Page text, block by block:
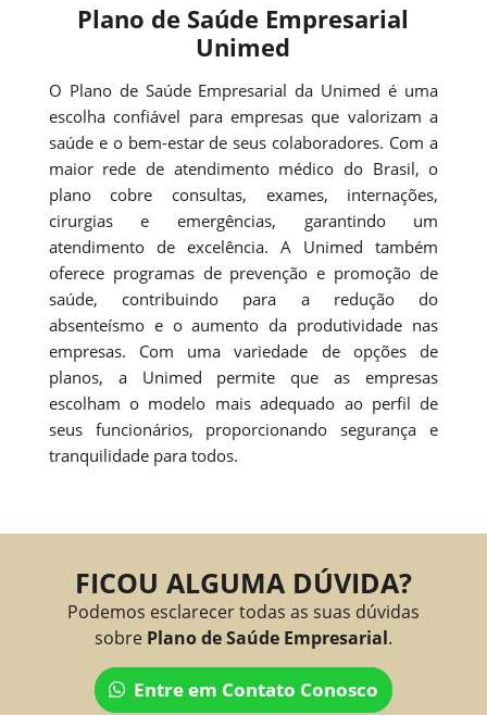
Plano de Saúde Empresarial
Unimed
O Plano de Saúde Empresarial da Unimed é uma
escolha confiável para empresas que valorizam a
saúde e o bem-estar de seus colaboradores. Com a
maior rede de atendimento médico do Brasil, o
plano cobre consultas, exames, internações,
cirurgias e emergências, garantindo um
atendimento de excelência. A Unimed também
oferece programas de prevenção e promoção de
saúde, contribuindo para a redução do
absenteísmo e o aumento da produtividade nas
empresas. Com uma variedade de opções de
planos, a Unimed permite que as empresas
escolham o modelo mais adequado ao perfil de
seus funcionários, proporcionando segurança e
tranquilidade para todos.
FICOU ALGUMA DÚVIDA?
Podemos esclarecer todas as suas dúvidas
sobre Plano de Saúde Empresarial.
Entre em Contato Conosco